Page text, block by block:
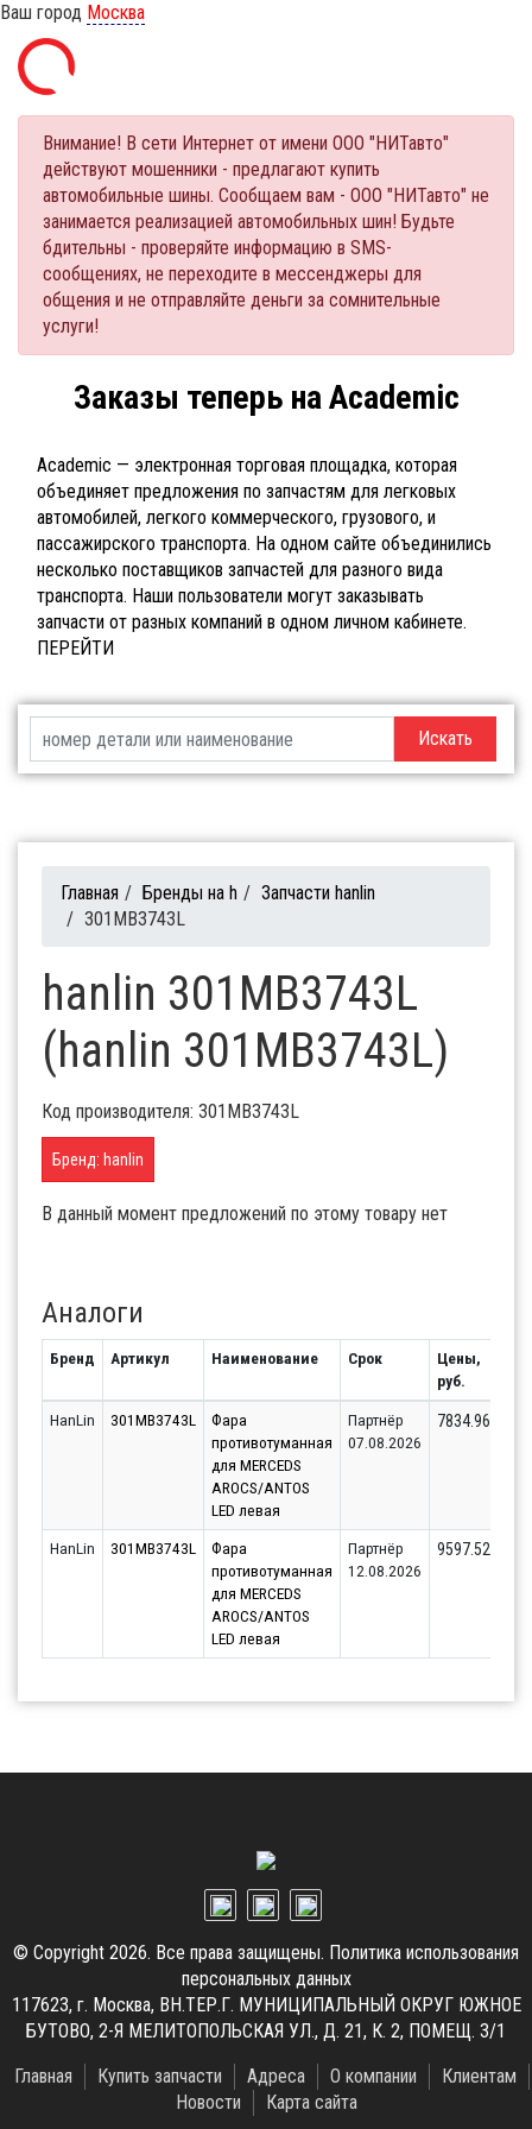
Ваш город Москва
Внимание! В сети Интернет от имени ООО "НИТавто"
действуют мошенники - предлагают купить
автомобильные шины. Сообщаем вам - ООО "НИТавто" не
занимается реализацией автомобильных шин! Будьте
бдительны - проверяйте информацию в SMS-
сообщениях, не переходите в мессенджеры для
общения и не отправляйте деньги за сомнительные
услуги!
Заказы теперь на Academic
Academic — электронная торговая площадка, которая
объединяет предложения по запчастям для легковых
автомобилей, легкого коммерческого, грузового, и
пассажирского транспорта. На одном сайте объединились
несколько поставщиков запчастей для разного вида
транспорта. Наши пользователи могут заказывать
запчасти от разных компаний в одном личном кабинете.
ПЕРЕЙТИ
Искать
Главная / Бренды на h / Запчасти hanlin
/ 301MB3743L
hanlin 301MB3743L
(hanlin 301MB3743L)
Код производителя: 301MB3743L
Бренд: hanlin
В данный момент предложений по этому товару нет
Аналоги
Бренд Артикул Наименование Срок
Цены,
руб.
HanLin 301MB3743L
Фара
противотуманная
для MERCEDS
AROCS/ANTOS
LED левая
Партнёр
07.08.2026
7834.96
HanLin 301MB3743L
Фара
противотуманная
для MERCEDS
AROCS/ANTOS
LED левая
Партнёр
12.08.2026
9597.52
© Copyright 2026. Все права защищены. Политика использования
персональных данных
117623, г. Москва, ВН.ТЕР.Г. МУНИЦИПАЛЬНЫЙ ОКРУГ ЮЖНОЕ
БУТОВО, 2-Я МЕЛИТОПОЛЬСКАЯ УЛ., Д. 21, К. 2, ПОМЕЩ. 3/1
Главная
Купить запчасти Адреса О компании
Клиентам
Новости
Карта сайта